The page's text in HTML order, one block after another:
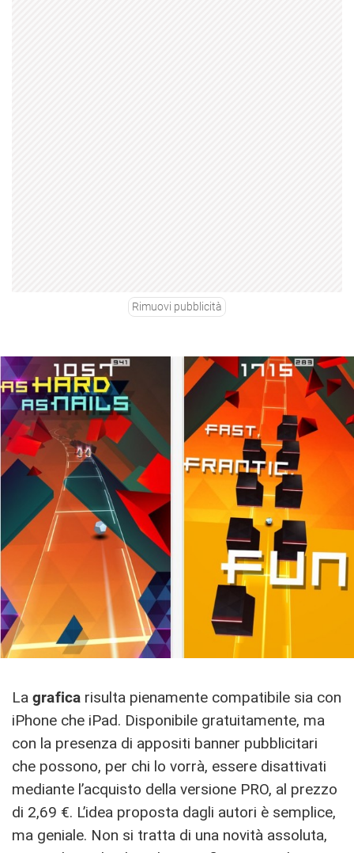
Rimuovi pubblicità
La grafica risulta pienamente compatibile sia con
iPhone che iPad. Disponibile gratuitamente, ma
con la presenza di appositi banner pubblicitari
che possono, per chi lo vorrà, essere disattivati
mediante l’acquisto della versione PRO, al prezzo
di 2,69 €. L’idea proposta dagli autori è semplice,
ma geniale. Non si tratta di una novità assoluta,